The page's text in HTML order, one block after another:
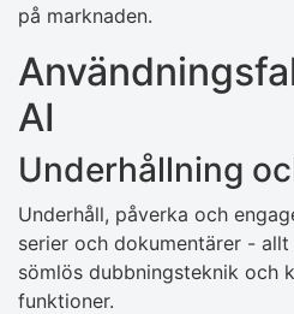
på marknaden.
AI
Underhållning
Underhåll, påverka och
serier och dokumentärer -
sömlös dubbningsteknik och
funktioner.